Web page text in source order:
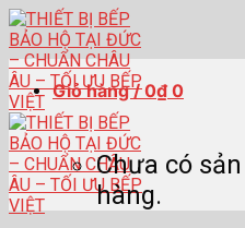
Skip
to
content
Giỏ hàng /0₫ 0
Chưa có
hàng.